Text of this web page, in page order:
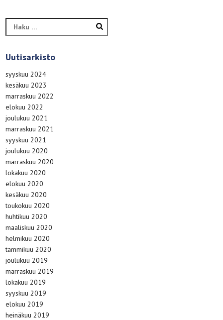
Haku:
Uutisarkisto
syyskuu 2024
kesäkuu 2023
marraskuu 2022
elokuu 2022
joulukuu 2021
marraskuu 2021
syyskuu 2021
joulukuu 2020
marraskuu 2020
lokakuu 2020
elokuu 2020
kesäkuu 2020
toukokuu 2020
huhtikuu 2020
maaliskuu 2020
helmikuu 2020
tammikuu 2020
joulukuu 2019
marraskuu 2019
lokakuu 2019
syyskuu 2019
elokuu 2019
heinäkuu 2019